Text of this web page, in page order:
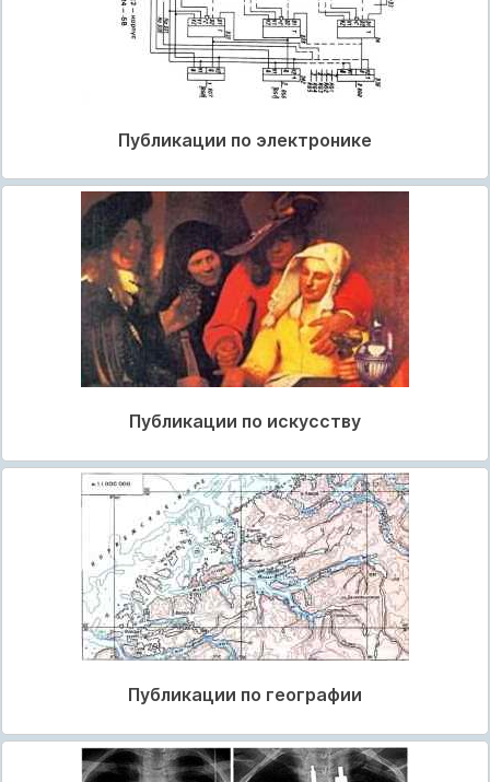
Публикации по электронике
Публикации по искусству
Публикации по географии